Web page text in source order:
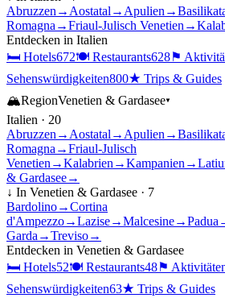
Abruzzen → Aostatal → Apulien →
Romagna →Friaul-Julisch Venetien →
Entdecken in Italien
🛏 Hotels672🍽 Restaurants628⚑
Sehenswürdigkeiten800★ Trips & Guides
🏔RegionVenetien & Gardasee▾
Italien · 20
Abruzzen → Aostatal → Apulien →
Romagna →Friaul-Julisch
Venetien →Kalabrien →Kampanien →
& Gardasee→
↓ In Venetien & Gardasee · 7
Bardolino→Cortina
d'Ampezzo→Lazise→Malcesine→Padua
Garda →Treviso→
Entdecken in Venetien & Gardasee
🛏 Hotels52🍽 Restaurants48⚑
Sehenswürdigkeiten63★ Trips & Guides